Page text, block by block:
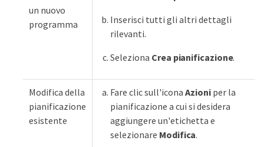
un nuovo
programma
Inserisci tutti gli altri dettagli
rilevanti.
Seleziona Crea pianificazione.
Modifica della
pianificazione
esistente
Fare clic sull'icona Azioniper la
pianificazione a cui si desidera
aggiungere un'etichetta e
selezionare Modifica.